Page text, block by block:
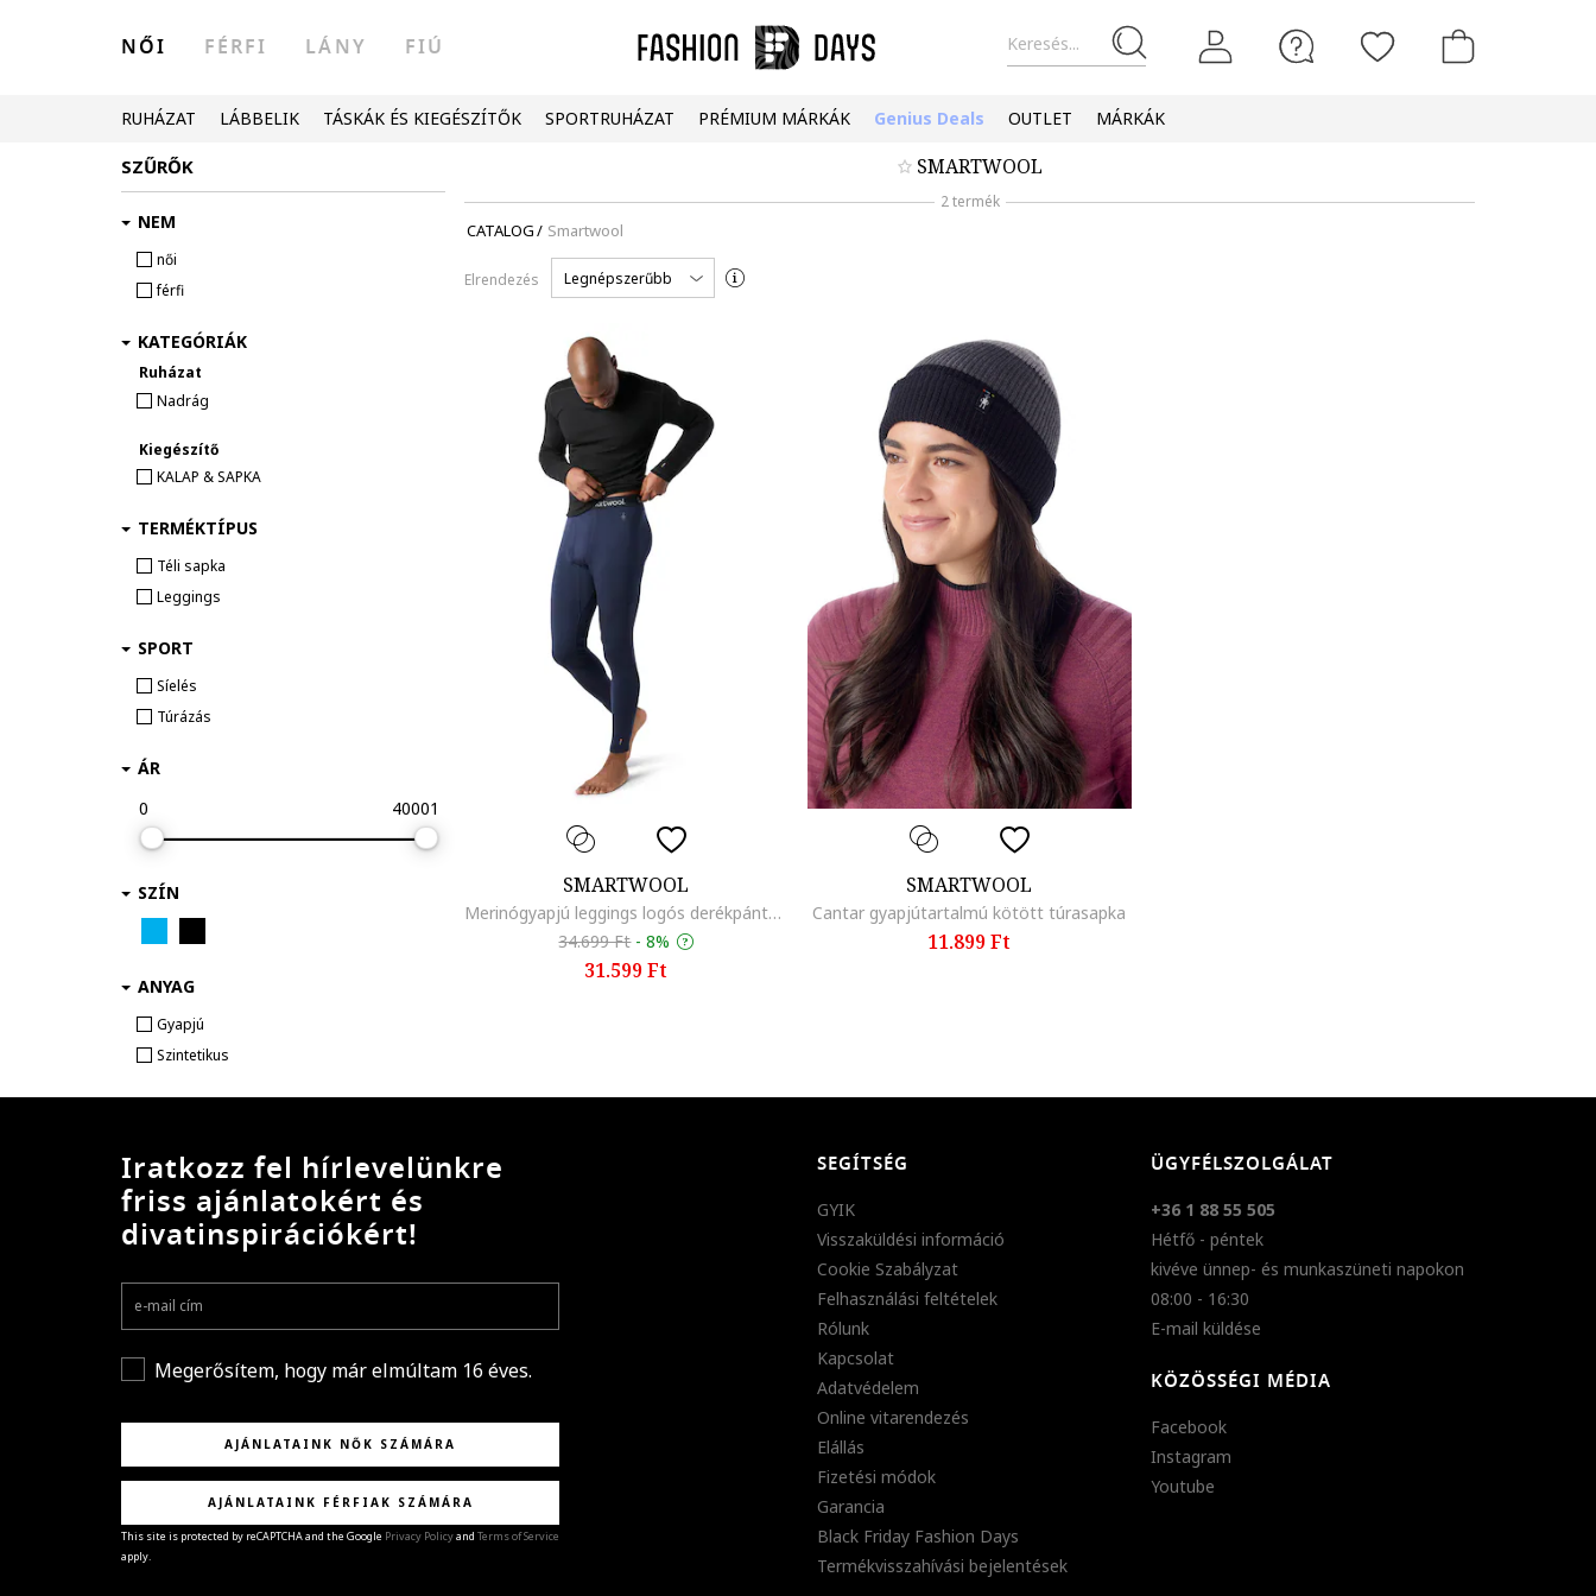
Keresés...
NŐI FÉRFI LÁNY FIÚ
RUHÁZAT LÁBBELIK TÁSKÁK ÉS KIEGÉSZÍTŐK SPORTRUHÁZAT PRÉMIUM MÁRKÁK Genius Deals OUTLET MÁRKÁK
SMARTWOOL
2 termék
CATALOG/ Smartwool
Elrendezés Legnépszerűbb
SMARTWOOL
Merinógyapjú leggings logós derékpánttal, Tengerészkék
34.699 Ft -8%
31.599 Ft
SMARTWOOL
Cantar gyapjútartalmú kötött túrasapka
11.899 Ft
SZŰRŐK
NEM
női
férfi
KATEGÓRIÁK
Ruházat
Nadrág
Kiegészítő
KALAP & SAPKA
TERMÉKTÍPUS
Téli sapka
Leggings
SPORT
Síelés
Túrázás
ÁR
0
40001
SZÍN
ANYAG
Gyapjú
Szintetikus
Iratkozz fel hírlevelünkre
friss ajánlatokért és
divatinspirációkért!
Megerősítem, hogy már elmúltam 16 éves.
AJÁNLATAINK NŐK SZÁMÁRA
AJÁNLATAINK FÉRFIAK SZÁMÁRA
This site is protected by reCAPTCHA and the Google Privacy Policyand Terms of Service
apply.
SEGÍTSÉG
GYIK
Visszaküldési információ
Cookie Szabályzat
Felhasználási feltételek
Rólunk
Kapcsolat
Adatvédelem
Online vitarendezés
Elállás
Fizetési módok
Garancia
Black Friday Fashion Days
Termékvisszahívási bejelentések
ÜGYFÉLSZOLGÁLAT
+36 1 88 55 505
Hétfő - péntek
kivéve ünnep- és munkaszüneti napokon
08:00 - 16:30
E-mail küldése
KÖZÖSSÉGI MÉDIA
Facebook
Instagram
Youtube